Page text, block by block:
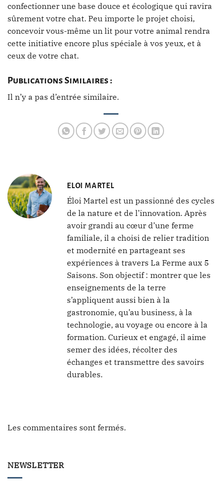
confectionner une base douce et écologique qui ravira
sûrement votre chat. Peu importe le projet choisi,
concevoir vous-même un lit pour votre animal rendra
cette initiative encore plus spéciale à vos yeux, et à
ceux de votre chat.
Publications Similaires :
Il n’y a pas d’entrée similaire.
ELOI MARTEL
Éloi Martel est un passionné des cycles
de la nature et de l’innovation. Après
avoir grandi au cœur d’une ferme
familiale, il a choisi de relier tradition
et modernité en partageant ses
expériences à travers La Ferme aux 5
Saisons. Son objectif : montrer que les
enseignements de la terre
s’appliquent aussi bien à la
gastronomie, qu’au business, à la
technologie, au voyage ou encore à la
formation. Curieux et engagé, il aime
semer des idées, récolter des
échanges et transmettre des savoirs
durables.
Les commentaires sont fermés.
NEWSLETTER